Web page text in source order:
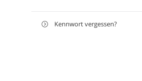
 Kennwort vergessen?